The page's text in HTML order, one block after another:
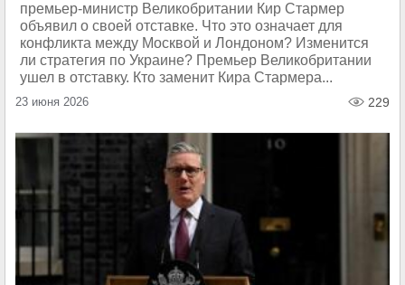
премьер-министр Великобритании Кир Стармер
объявил о своей отставке. Что это означает для
конфликта между Москвой и Лондоном? Изменится
ли стратегия по Украине? Премьер Великобритании
ушел в отставку. Кто заменит Кира Стармера...
23 июня 2026 229